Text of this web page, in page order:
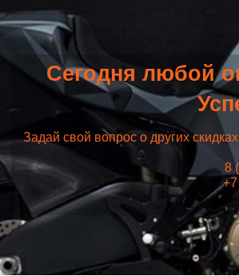
Сегодня любой
Задай свой вопрос о других
8